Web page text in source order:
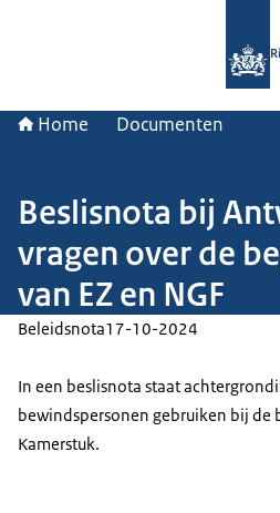
Home Documenten
Beslisnota bij
vragen over de
van EZ en NGF
Beleidsnota17-10-2024
In een beslisnota staat
bewindspersonen gebruiken bij de
Kamerstuk.